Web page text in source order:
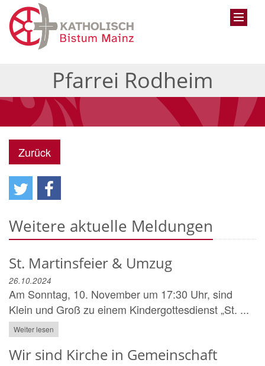
Pfarrei Rodheim
Zurück
Weitere aktuelle Meldungen
St. Martinsfeier & Umzug
26.10.2024
Am Sonntag, 10. November um 17:30 Uhr, sind
Klein und Groß zu einem Kindergottesdienst „St. ...
Weiter lesen
Wir sind Kirche in Gemeinschaft